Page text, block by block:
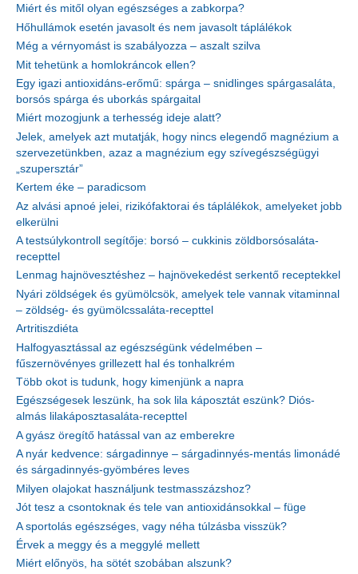
Miért és mitől olyan egészséges a zabkorpa?
Hőhullámok esetén javasolt és nem javasolt táplálékok
Még a vérnyomást is szabályozza – aszalt szilva
Mit tehetünk a homlokráncok ellen?
Egy igazi antioxidáns-erőmű: spárga – snidlinges spárgasaláta,
borsós spárga és uborkás spárgaital
Miért mozogjunk a terhesség ideje alatt?
Jelek, amelyek azt mutatják, hogy nincs elegendő magnézium a
szervezetünkben, azaz a magnézium egy szívegészségügyi
„szupersztár”
Kertem éke – paradicsom
Az alvási apnoé jelei, rizikófaktorai és táplálékok, amelyeket jobb
elkerülni
A testsúlykontroll segítője: borsó – cukkinis zöldborsósaláta-
recepttel
Lenmag hajnövesztéshez – hajnövekedést serkentő receptekkel
Nyári zöldségek és gyümölcsök, amelyek tele vannak vitaminnal
– zöldség- és gyümölcssaláta-recepttel
Artritiszdiéta
Halfogyasztással az egészségünk védelmében –
fűszernövényes grillezett hal és tonhalkrém
Több okot is tudunk, hogy kimenjünk a napra
Egészségesek leszünk, ha sok lila káposztát eszünk? Diós-
almás lilakáposztasaláta-recepttel
A gyász öregítő hatással van az emberekre
A nyár kedvence: sárgadinnye – sárgadinnyés-mentás limonádé
és sárgadinnyés-gyömbéres leves
Milyen olajokat használjunk testmasszázshoz?
Jót tesz a csontoknak és tele van antioxidánsokkal – füge
A sportolás egészséges, vagy néha túlzásba visszük?
Érvek a meggy és a meggylé mellett
Miért előnyös, ha sötét szobában alszunk?